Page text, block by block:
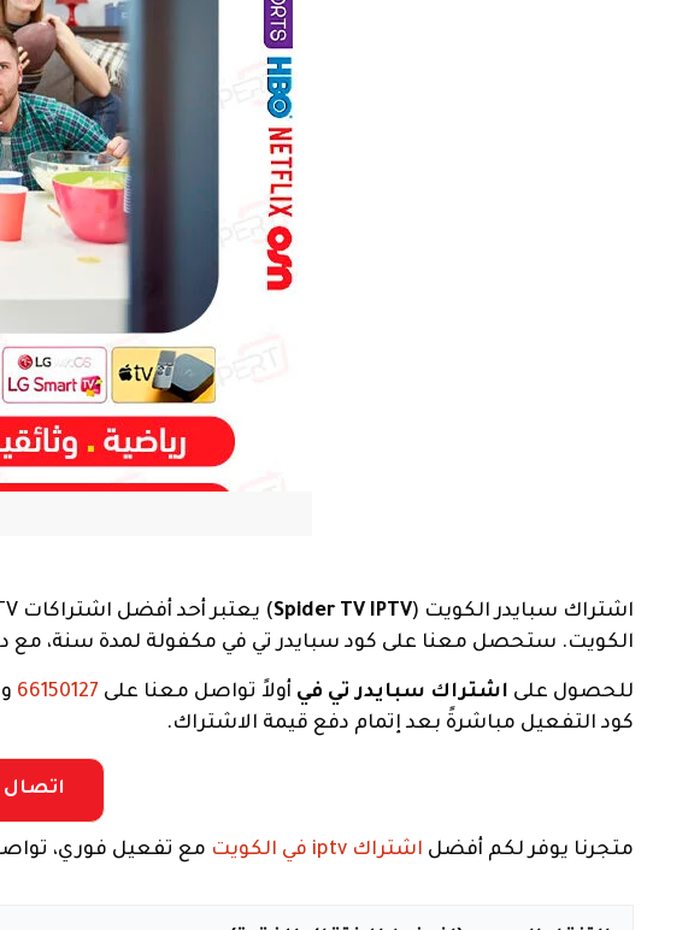
اشتراك سبايدر الكويت (Spider TV IPTV
الكويت. ستحصل معنا على كود سبايدر تي في مكفولة لمدة سنة، مع
للحصول على اشتراك سبايدر تي في أولاً تواصل معنا على 66150127
كود التفعيل مباشرةً بعد إتمام دفع قيمة الاشتراك.
متجرنا يوفر لكم أفضل اشتراك iptv في الكويت مع تفعيل فوري،